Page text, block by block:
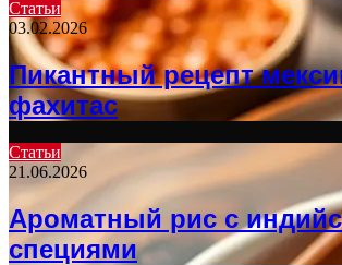
for
Статьи
03.02.2026
Пикантный рецепт
фахитас
Статьи
21.06.2026
Ароматный рис с
специями